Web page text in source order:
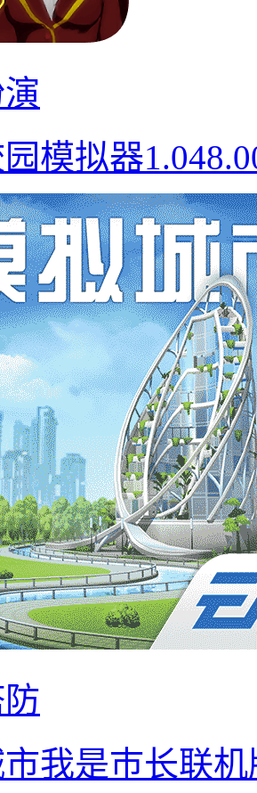
模拟器
我是巿长联机